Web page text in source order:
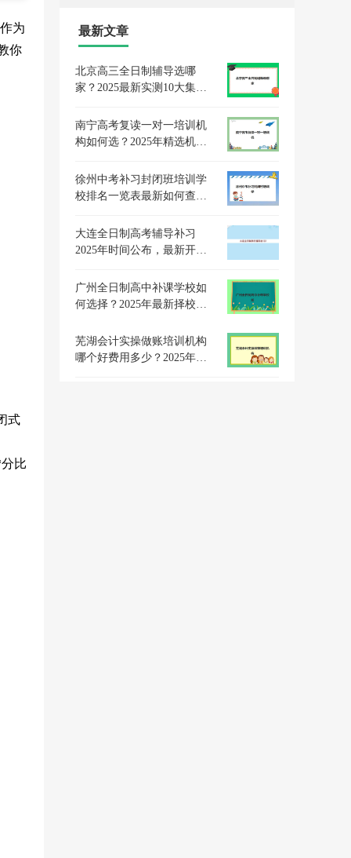
为
你
式
比
最新文章
北京高三全日制辅导选哪
家？2025最新实测10大集训
南宁高考复读一对一培训机
构如何选？2025年精选机构
徐州中考补习封闭班培训学
校排名一览表最新如何查
策略与成功案例全解析
大连全日制高考辅导补习
2025年时间公布，最新开学
广州全日制高中补课学校如
何选择？2025年最新择校指
芜湖会计实操做账培训机构
哪个好费用多少？2025年最